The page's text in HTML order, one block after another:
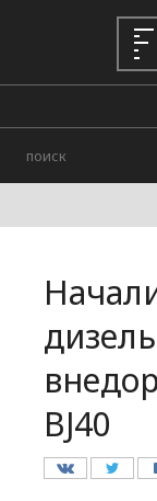
BJ40